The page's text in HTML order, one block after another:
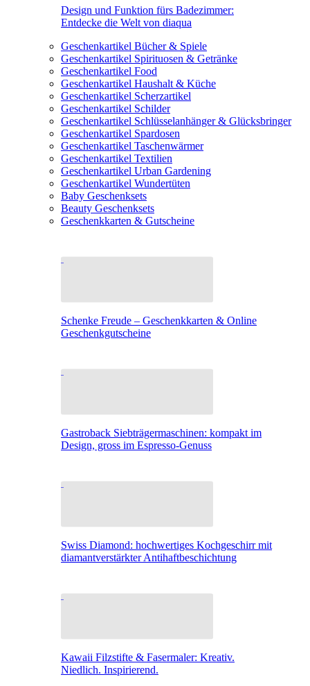
Design und Funktion fürs Badezimmer:
Entdecke die Welt von diaqua
Geschenkartikel Bücher & Spiele
Geschenkartikel Spirituosen & Getränke
Geschenkartikel Food
Geschenkartikel Haushalt & Küche
Geschenkartikel Scherzartikel
Geschenkartikel Schilder
Geschenkartikel Schlüsselanhänger & Glücksbringer
Geschenkartikel Spardosen
Geschenkartikel Taschenwärmer
Geschenkartikel Textilien
Geschenkartikel Urban Gardening
Geschenkartikel Wundertüten
Baby Geschenksets
Beauty Geschenksets
Geschenkkarten & Gutscheine
Schenke Freude – Geschenkkarten & Online
Geschenkgutscheine
Gastroback Siebträgermaschinen: kompakt im
Design, gross im Espresso-Genuss
Swiss Diamond: hochwertiges Kochgeschirr mit
diamantverstärkter Antihaftbeschichtung
Kawaii Filzstifte & Fasermaler: Kreativ.
Niedlich. Inspirierend.